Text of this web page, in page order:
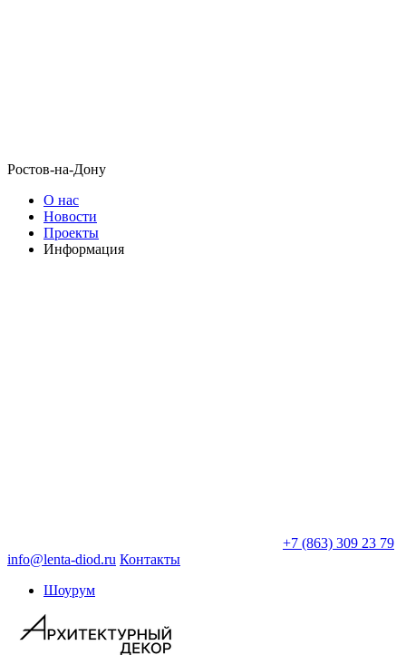
Ростов-на-Дону
О нас
Новости
Проекты
Информация
+7 (863) 309 23 79
info@lenta-diod.ru Контакты
Шоурум